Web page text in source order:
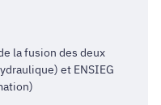
la fusion des deux
et ENSIEG